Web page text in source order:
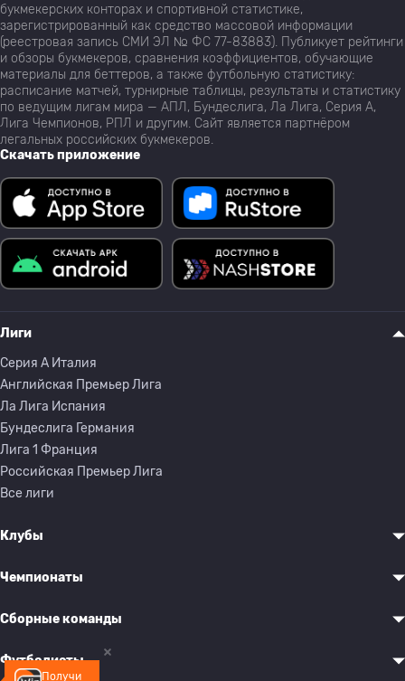
Получи
букмекерских конторах и спортивной статистике,
зарегистрированный как средство массовой информации
(реестровая запись СМИ ЭЛ № ФС 77-83883). Публикует рейтинги
и обзоры букмекеров, сравнения коэффициентов, обучающие
материалы для беттеров, а также футбольную статистику:
расписание матчей, турнирные таблицы, результаты и статистику
по ведущим лигам мира — АПЛ, Бундеслига, Ла Лига, Серия А,
Лига Чемпионов, РПЛ и другим. Сайт является партнёром
легальных российских букмекеров.
Скачать приложение
Лиги
Серия A Италия
Английская Премьер Лига
Ла Лига Испания
Бундеслига Германия
Лига 1 Франция
Российская Премьер Лига
Все лиги
Клубы
Чемпионаты
Сборные команды
Футболисты